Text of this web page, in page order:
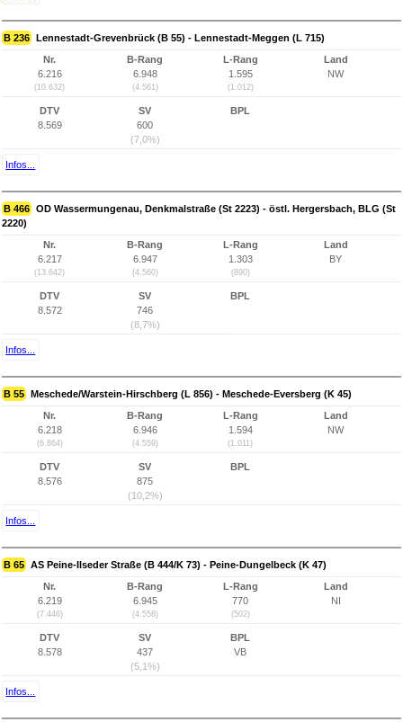
B 236 Lennestadt-Grevenbrück (B 55) - Lennestadt-Meggen (L 715)
Nr.
6.216
(10.632)
B-Rang
6.948
(4.561)
L-Rang
1.595
(1.012)
Land
NW
DTV
8.569
SV
600
(7,0%)
BPL
Infos...
B 466 OD Wassermungenau, Denkmalstraße (St 2223) - östl. Hergersbach, BLG (St
2220)
Nr.
6.217
(13.642)
B-Rang
6.947
(4.560)
L-Rang
1.303
(890)
Land
BY
DTV
8.572
SV
746
(8,7%)
BPL
Infos...
B 55 Meschede/Warstein-Hirschberg (L 856) - Meschede-Eversberg (K 45)
Nr.
6.218
(6.864)
B-Rang
6.946
(4.559)
L-Rang
1.594
(1.011)
Land
NW
DTV
8.576
SV
875
(10,2%)
BPL
Infos...
B 65 AS Peine-Ilseder Straße (B 444/K 73) - Peine-Dungelbeck (K 47)
Nr.
6.219
(7.446)
B-Rang
6.945
(4.558)
L-Rang
770
(502)
Land
NI
DTV
8.578
SV
437
(5,1%)
BPL
VB
Infos...